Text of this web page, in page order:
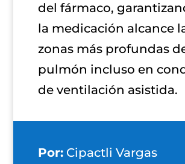
del fármaco,
la medicación alcance
zonas más profundas
pulmón incluso en
de ventilación asistida.
Por:Cipactli Vargas